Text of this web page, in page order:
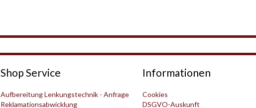
Shop Service
Aufbereitung Lenkungstechnik - Anfrage
Reklamationsabwicklung
Informationen
Cookies
DSGVO-Auskunft